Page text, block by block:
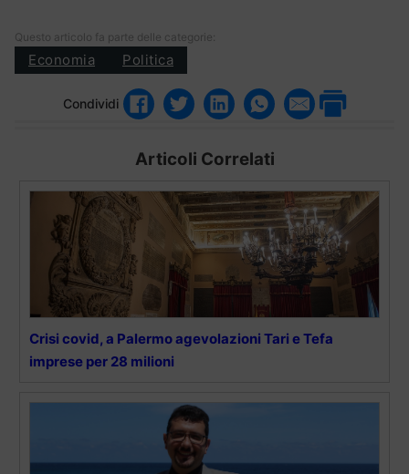
Questo articolo fa parte delle categorie:
Economia Politica
Condividi
Articoli Correlati
Crisi covid, a Palermo agevolazioni Tari e Tefa
imprese per 28 milioni